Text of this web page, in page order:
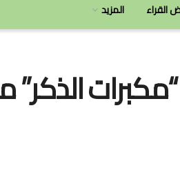
القراء المزيد
الذكر”